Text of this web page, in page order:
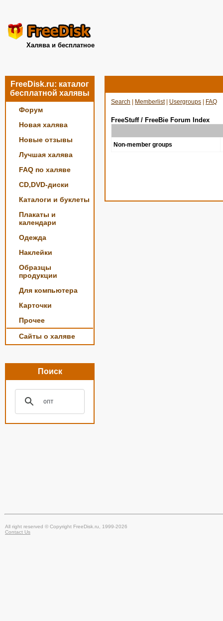
Халява и бесплатное
FreeDisk.ru: каталог
бесплатной халявы
Форум
Новая халява
Новые отзывы
Лучшая халява
FAQ по халяве
CD,DVD-диски
Каталоги и буклеты
Плакаты и
календари
Одежда
Наклейки
Образцы
продукции
Для компьютера
Карточки
Прочее
Сайты о халяве
Поиск
Search Memberlist| Usergroups FAQ
FreeStuff / FreeBie Forum Index
Non-member groups
All right reserved © Copyright FreeDisk.ru, 1999-2026
Contact Us